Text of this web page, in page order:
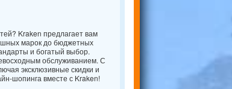
Kraken предлагает вам
марок до бюджетных
и богатый выбор.
обслуживанием. С
эксклюзивные скидки и
шопинга вместе с Kraken!